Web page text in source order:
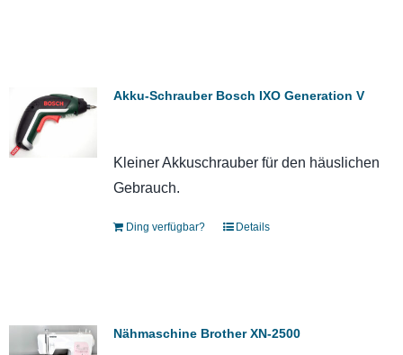
Akku-Schrauber Bosch IXO Generation V
Kleiner Akkuschrauber für den häuslichen
Gebrauch.
Ding verfügbar? Details
Nähmaschine Brother XN-2500